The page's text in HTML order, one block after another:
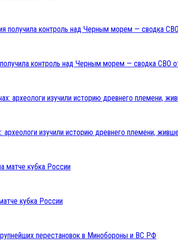
получила контроль над Черным морем — сводка СВО
изучили историю древнего племени,
кубка России